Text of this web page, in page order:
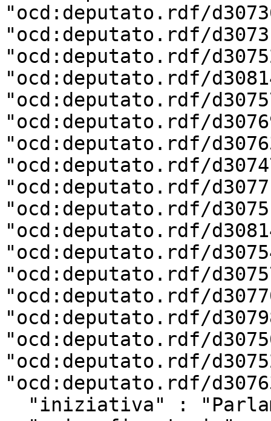
"ocd:deputato.rdf/
"ocd:deputato.rdf/
"ocd:deputato.rdf/
"ocd:deputato.rdf/
"ocd:deputato.rdf/
"ocd:deputato.rdf/
"ocd:deputato.rdf/
"ocd:deputato.rdf/
"ocd:deputato.rdf/
"ocd:deputato.rdf/
"ocd:deputato.rdf/
"ocd:deputato.rdf/
"ocd:deputato.rdf/
"ocd:deputato.rdf/
"ocd:deputato.rdf/
"ocd:deputato.rdf/
"ocd:deputato.rdf/
"ocd:deputato.rdf/